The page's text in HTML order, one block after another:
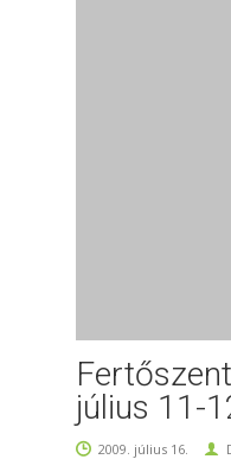
július 11-
2009. július 16.